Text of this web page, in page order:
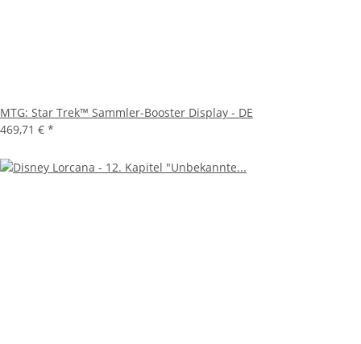
MTG: Star Trek™ Sammler-Booster Display - DE
469,71 € *